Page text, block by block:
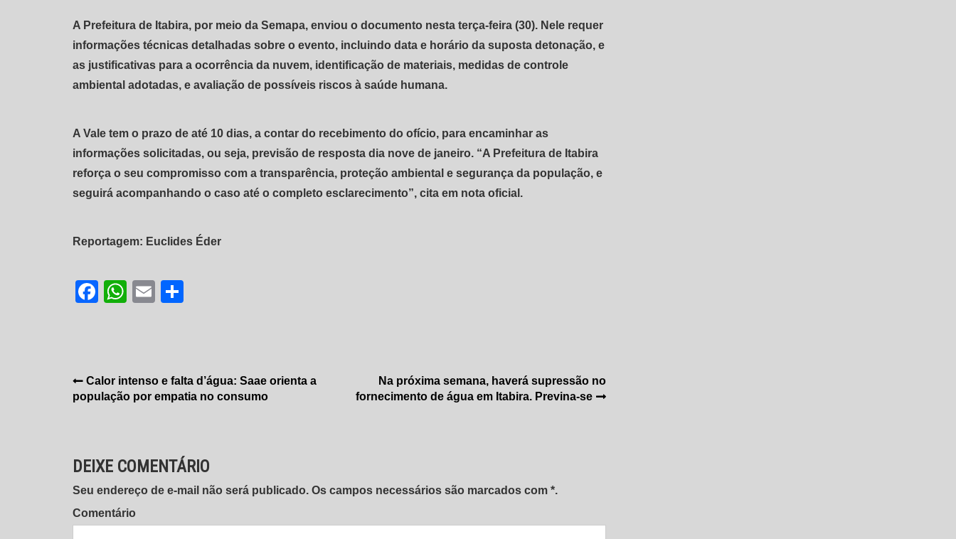
A Prefeitura de Itabira, por meio da Semapa, enviou o documento nesta terça-feira (30). Nele requer
informações técnicas detalhadas sobre o evento, incluindo data e horário da suposta detonação, e
as justificativas para a ocorrência da nuvem, identificação de materiais, medidas de controle
ambiental adotadas, e avaliação de possíveis riscos à saúde humana.
A Vale tem o prazo de até 10 dias, a contar do recebimento do ofício, para encaminhar as
informações solicitadas, ou seja, previsão de resposta dia nove de janeiro. “A Prefeitura de Itabira
reforça o seu compromisso com a transparência, proteção ambiental e segurança da população, e
seguirá acompanhando o caso até o completo esclarecimento”, cita em nota oficial.
Reportagem: Euclides Éder
Facebook
WhatsApp
Email
Navegação
de
Calor intenso e falta d’água: Saae orienta a
população por empatia no consumo
Na próxima semana, haverá supressão no
fornecimento de água em Itabira. Previna-se
DEIXE COMENTÁRIO
Seu endereço de e-mail não será publicado. Os campos necessários são marcados com *.
Comentário